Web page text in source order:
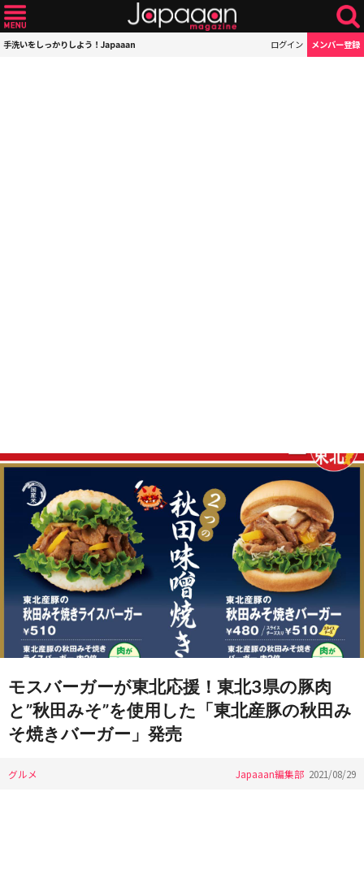
手洗いをしっかりしよう！Japaaan ログイン メンバー登録
モスバーガーが東北応援！東北3県の豚肉
と”秋田みそ”を使用した「東北産豚の秋田み
そ焼きバーガー」発売
グルメ Japaaan編集部 2021/08/29